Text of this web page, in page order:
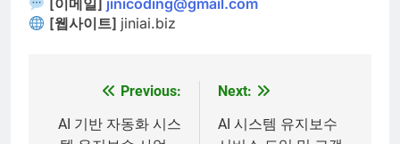
[이메일] jinicoding@gmail.com
[웹사이트] jiniai.biz
탐
Previous:
AI 기반 자동화 시스
Next:
AI 시스템 유지보수